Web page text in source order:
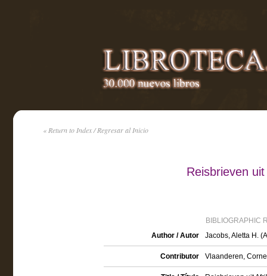
« Return to Index / Regresar al Inicio
Reisbrieven
BIBLIOGRAPHIC
Author / Autor
Jacobs, Aletta H.
Contributor Vlaanderen,